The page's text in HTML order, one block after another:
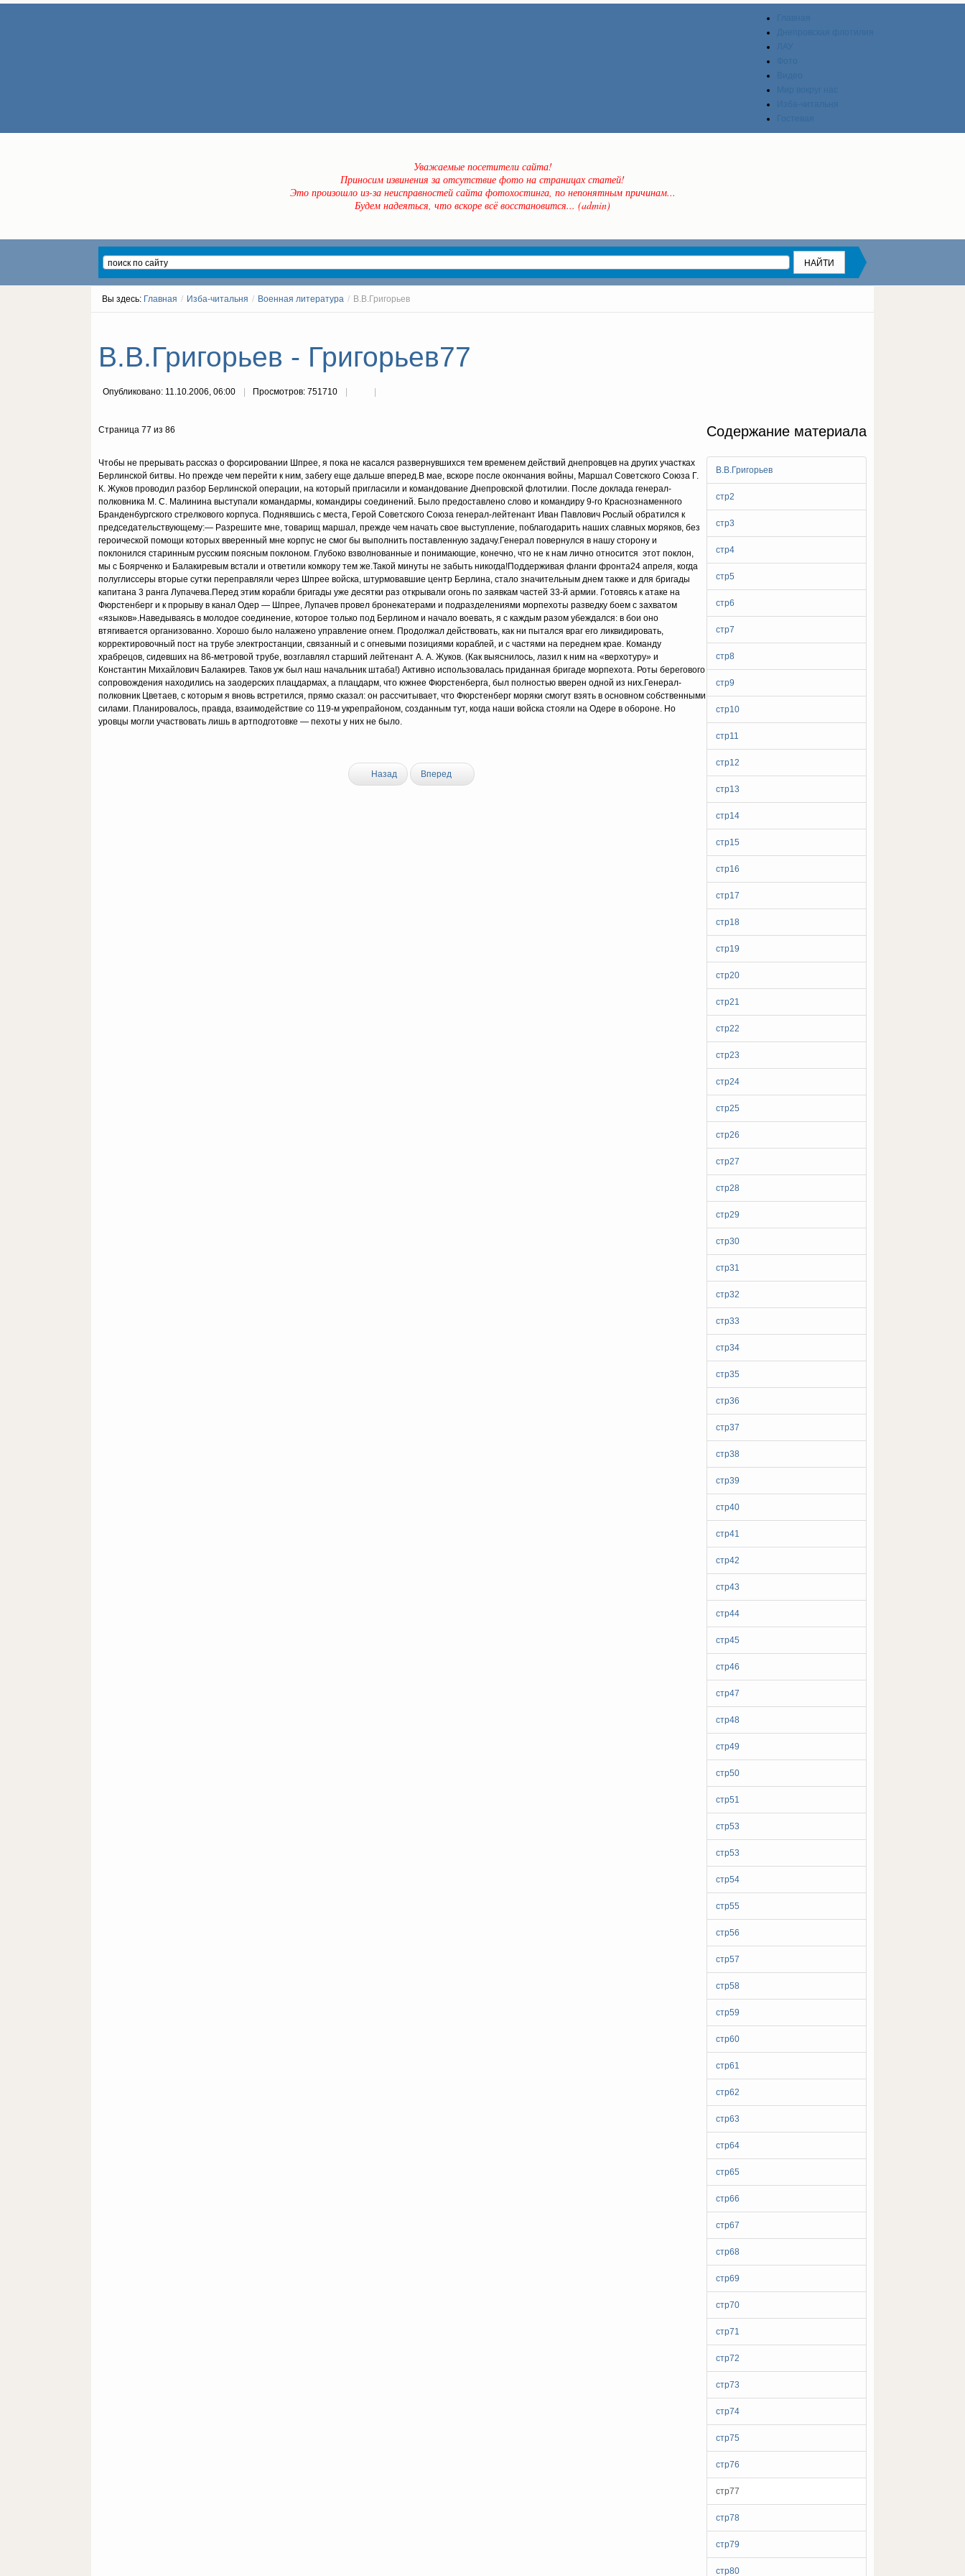
Уважаемые посетители сайта!
Приносим извинения за отсутствие фото на страницах статей!
Это произошло из-за неисправностей сайта фотохостинга, по непонятным причинам...
Будем надеяться, что вскоре всё восстановится... (admin)
Вы здесь: Главная / Изба-читальня / Военная литература / В.В.Григорьев
В.В.Григорьев - Григорьев77
Опубликовано: 11.10.2006, 06:00 Просмотров: 751710
Содержание материала
В.В.Григорьев
стр2
стр3
стр4
стр5
стр6
стр7
стр8
стр9
стр10
стр11
стр12
стр13
стр14
стр15
стр16
стр17
стр18
стр19
стр20
стр21
стр22
стр23
стр24
стр25
стр26
стр27
стр28
стр29
стр30
стр31
стр32
стр33
стр34
стр35
стр36
стр37
стр38
стр39
стр40
стр41
стр42
стр43
стр44
стр45
стр46
стр47
стр48
стр49
стр50
стр51
стр53
стр53
стр54
стр55
стр56
стр57
стр58
стр59
стр60
стр61
стр62
стр63
стр64
стр65
стр66
стр67
стр68
стр69
стр70
стр71
стр72
стр73
стр74
стр75
стр76
стр77
стр78
стр79
стр80
Страница 77 из 86
Чтобы не прерывать рассказ о форсировании Шпрее, я пока не касался развернувшихся тем временем действий днепровцев на других участках
Берлинской битвы. Но прежде чем перейти к ним, забегу еще дальше вперед.В мае, вскоре после окончания войны, Маршал Советского Союза Г.
К. Жуков проводил разбор Берлинской операции, на который пригласили и командование Днепровской флотилии. После доклада генерал-
полковника М. С. Малинина выступали командармы, командиры соединений. Было предоставлено слово и командиру 9-го Краснознаменного
Бранденбургского стрелкового корпуса. Поднявшись с места, Герой Советского Союза генерал-лейтенант Иван Павлович Рослый обратился к
председательствующему:— Разрешите мне, товарищ маршал, прежде чем начать свое выступление, поблагодарить наших славных моряков, без
героической помощи которых вверенный мне корпус не смог бы выполнить поставленную задачу.Генерал повернулся в нашу сторону и
поклонился старинным русским поясным поклоном. Глубоко взволнованные и понимающие, конечно, что не к нам лично относится этот поклон,
мы с Боярченко и Балакиревым встали и ответили комкору тем же.Такой минуты не забыть никогда!Поддерживая фланги фронта24 апреля, когда
полуглиссеры вторые сутки переправляли через Шпрее войска, штурмовавшие центр Берлина, стало значительным днем также и для бригады
капитана 3 ранга Лупачева.Перед этим корабли бригады уже десятки раз открывали огонь по заявкам частей 33-й армии. Готовясь к атаке на
Фюрстенберг и к прорыву в канал Одер — Шпрее, Лупачев провел бронекатерами и подразделениями морпехоты разведку боем с захватом
«языков».Наведываясь в молодое соединение, которое только под Берлином и начало воевать, я с каждым разом убеждался: в бои оно
втягивается организованно. Хорошо было налажено управление огнем. Продолжал действовать, как ни пытался враг его ликвидировать,
корректировочный пост на трубе электростанции, связанный и с огневыми позициями кораблей, и с частями на переднем крае. Команду
храбрецов, сидевших на 86-метровой трубе, возглавлял старший лейтенант А. А. Жуков. (Как выяснилось, лазил к ним на «верхотуру» и
Константин Михайлович Балакирев. Таков уж был наш начальник штаба!) Активно использовалась приданная бригаде морпехота. Роты берегового
сопровождения находились на заодерских плацдармах, а плацдарм, что южнее Фюрстенберга, был полностью вверен одной из них.Генерал-
полковник Цветаев, с которым я вновь встретился, прямо сказал: он рассчитывает, что Фюрстенберг моряки смогут взять в основном собственными
силами. Планировалось, правда, взаимодействие со 119-м укрепрайоном, созданным тут, когда наши войска стояли на Одере в обороне. Но
уровцы могли участвовать лишь в артподготовке — пехоты у них не было.
Назад Вперед